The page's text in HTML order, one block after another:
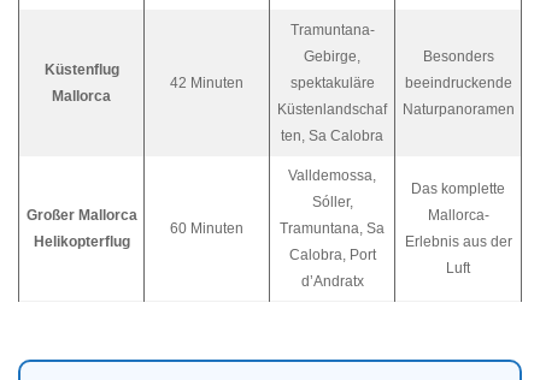
Küstenflug
Mallorca
42 Minuten
Tramuntana-
Gebirge,
spektakuläre
Küstenlandschaf
ten, Sa Calobra
Besonders
beeindruckende
Naturpanoramen
Großer Mallorca
Helikopterflug
60 Minuten
Valldemossa,
Sóller,
Tramuntana, Sa
Calobra, Port
d’Andratx
Das komplette
Mallorca-
Erlebnis aus der
Luft